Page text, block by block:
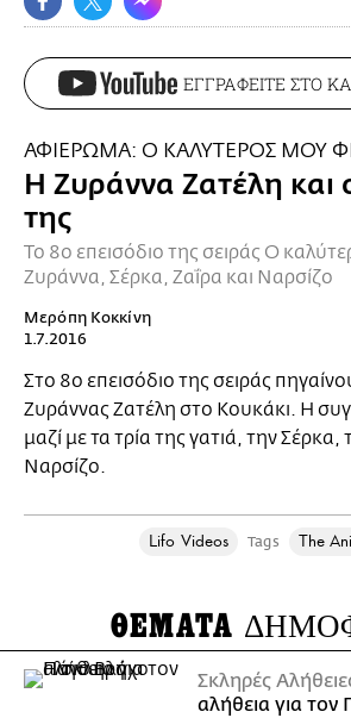
ΕΓΓΡΑΦΕΙΤΕ ΣΤΟ
ΑΦΙΕΡΩΜΑ: O ΚΑΛΥΤΕΡΟΣ ΜΟΥ
H Ζυράννα Ζατέλη και
της
Το 8ο επεισόδιο της σειράς Ο
Ζυράννα, Σέρκα, Ζαΐρα και Ναρσίζο
Μερόπη Κοκκίνη
1.7.2016
Στο 8ο επεισόδιο της σειράς
Ζυράννας Ζατέλη στο Κουκάκι. Η
μαζί με τα τρία της γατιά, την Σέρκα,
Ναρσίζο.
Lifo Videos Tags Τhe
ΘΕΜΑΤΑ
Σκληρές
αλήθεια για